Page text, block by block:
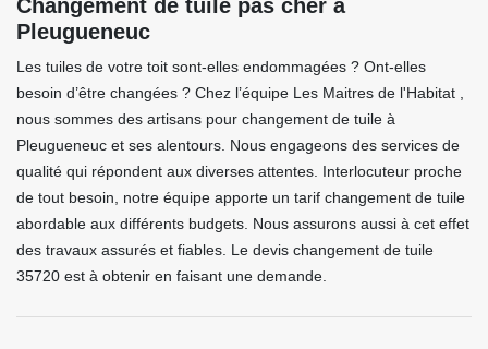
Changement de tuile pas cher à
Pleugueneuc
Les tuiles de votre toit sont-elles endommagées ? Ont-elles
besoin d’être changées ? Chez l’équipe Les Maitres de l'Habitat ,
nous sommes des artisans pour changement de tuile à
Pleugueneuc et ses alentours. Nous engageons des services de
qualité qui répondent aux diverses attentes. Interlocuteur proche
de tout besoin, notre équipe apporte un tarif changement de tuile
abordable aux différents budgets. Nous assurons aussi à cet effet
des travaux assurés et fiables. Le devis changement de tuile
35720 est à obtenir en faisant une demande.